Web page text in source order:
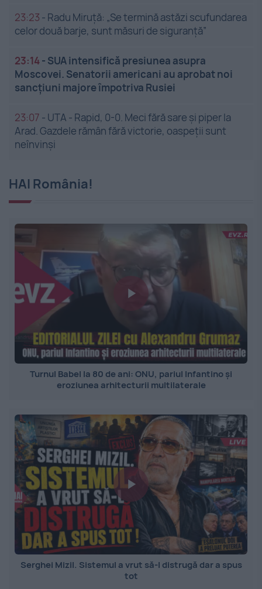
23:23 - Radu Miruță: „Se termină astăzi scufundarea
celor două barje, sunt măsuri de siguranţă”
23:14- SUA intensifică presiunea asupra
Moscovei. Senatorii americani au aprobat noi
sancțiuni majore împotriva Rusiei
23:07 - UTA - Rapid, 0-0. Meci fără sare și piper la
Arad. Gazdele rămân fără victorie, oaspeții sunt
neînvinși
HAI România!
Turnul Babel la 80 de ani: ONU, pariul Infantino și
eroziunea arhitecturii multilaterale
Serghei Mizil. Sistemul a vrut să-l distrugă dar a spus
tot